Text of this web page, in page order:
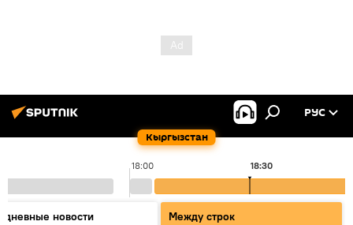
Кыргызстан
РУС
18:00 18:30
новости
Между строк